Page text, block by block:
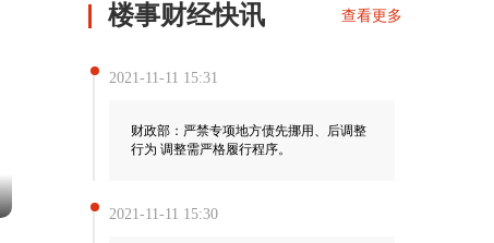
楼事财经快讯 查看更多
2021-11-11 15:31
财政部：严禁专项地方债先挪用、后调整
行为 调整需严格履行程序。
2021-11-11 15:30